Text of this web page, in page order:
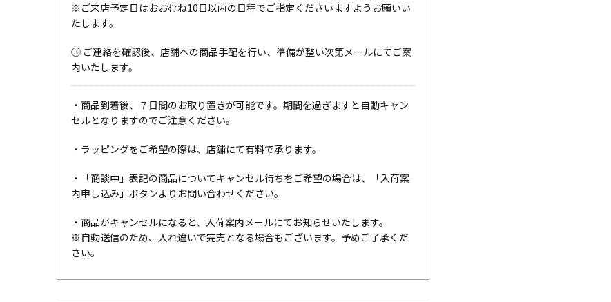
※ご来店予定日はおおむね10日以内の日程でご指定くださいますようお願いい
たします。
③ ご連絡を確認後、店舗への商品手配を行い、準備が整い次第メールにてご案
内いたします。
・商品到着後、７日間のお取り置きが可能です。期間を過ぎますと自動キャン
セルとなりますのでご注意ください。
・ラッピングをご希望の際は、店舗にて有料で承ります。
・「商談中」表記の商品についてキャンセル待ちをご希望の場合は、「入荷案
内申し込み」ボタンよりお問い合わせください。
・商品がキャンセルになると、入荷案内メールにてお知らせいたします。
※自動送信のため、入れ違いで完売となる場合もございます。予めご了承くだ
さい。